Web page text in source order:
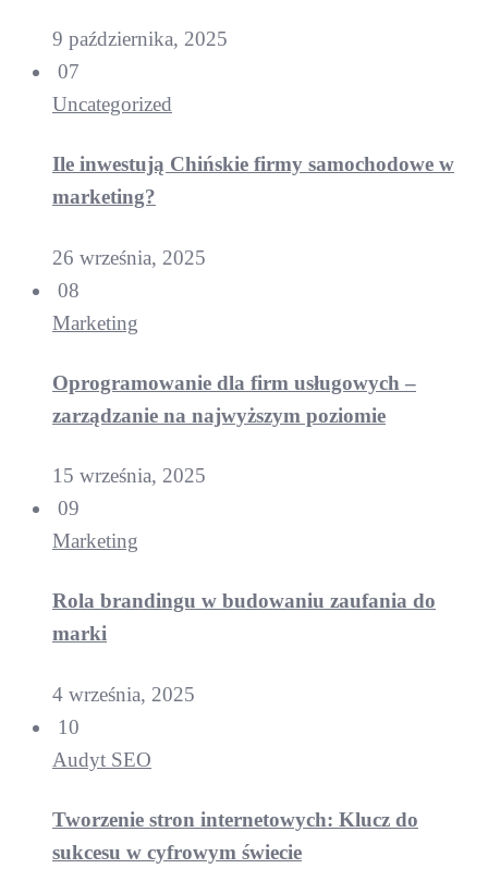
9 października, 2025
07
Uncategorized
Ile inwestują Chińskie firmy samochodowe w
marketing?
26 września, 2025
08
Marketing
Oprogramowanie dla firm usługowych –
zarządzanie na najwyższym poziomie
15 września, 2025
09
Marketing
Rola brandingu w budowaniu zaufania do
marki
4 września, 2025
10
Audyt SEO
Tworzenie stron internetowych: Klucz do
sukcesu w cyfrowym świecie